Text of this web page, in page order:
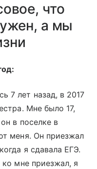
что
а мы
7 лет назад, в 2017
Мне было 17,
в поселке в
меня. Он приезжал
я сдавала ЕГЭ.
мне приезжал, я